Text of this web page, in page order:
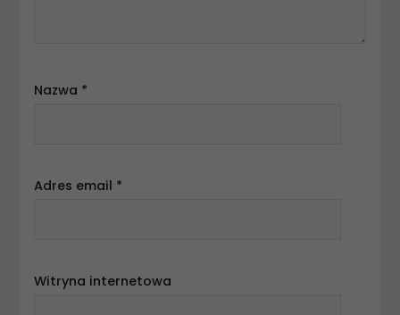
Nazwa *
Adres email *
Witryna internetowa